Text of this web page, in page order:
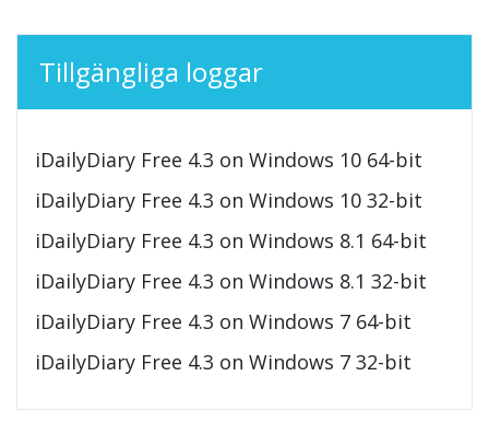
Tillgängliga loggar
iDailyDiary Free 4.3 on Windows 10 64-bit
iDailyDiary Free 4.3 on Windows 10 32-bit
iDailyDiary Free 4.3 on Windows 8.1 64-bit
iDailyDiary Free 4.3 on Windows 8.1 32-bit
iDailyDiary Free 4.3 on Windows 7 64-bit
iDailyDiary Free 4.3 on Windows 7 32-bit